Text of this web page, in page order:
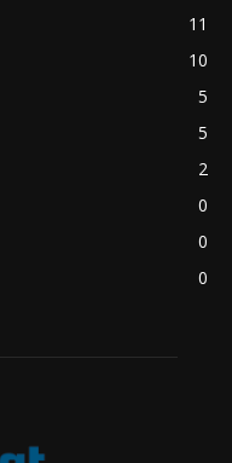
11
10
5
5
2
0
0
0